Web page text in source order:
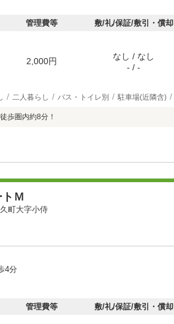
管理費等 敷/礼/保証/敷引・償却
2,000円
なし / なし
- / -
二人暮らし バス・トイレ別 駐車場(近隣含)
歩圏内約8分！
Ｍ
町大字小侍
4分
管理費等 敷/礼/保証/敷引・償却